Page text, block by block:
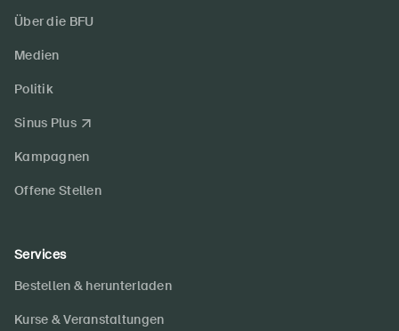
Über die BFU
Medien
Politik
Sinus Plus
Kampagnen
Offene Stellen
Services
Bestellen & herunterladen
Kurse & Veranstaltungen